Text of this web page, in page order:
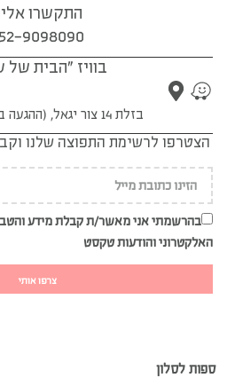
התקשרו
9098090
בוויז "הבית של
בזלת 14 צור יגאל, (ההגעה בתאום מראש)
הצטרפו לרשימת התפוצה שלנו
בהרשמתי אני מאשר/ת קבלת מידע
האלקטרוני והודעות טקסט
צרפו אותי
ספות לסלון